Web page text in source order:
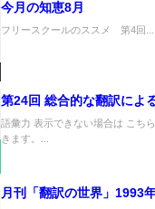
今月の知恵8月
フリースクールのススメ 第4回...
第24回 総合的な翻訳によ
語彙力 表示できない場合は こち
きます。...
月刊「翻訳の世界」1993